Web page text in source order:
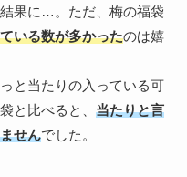
果に…。ただ、梅の福袋
いる数が多かったのは嬉
と当たりの入っている可
と比べると、 当たりと言
せんでした。